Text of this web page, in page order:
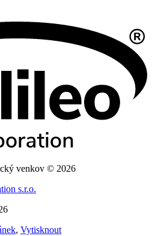
venkov © 2026
s.r.o.
, Vytisknout